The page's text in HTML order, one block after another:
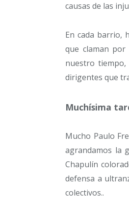
causas de las
En cada barrio,
que claman
nuestro
dirigentes que
Muchísima
Mucho Paulo
agrandamos la
Chapulín
defensa a
colectivos..